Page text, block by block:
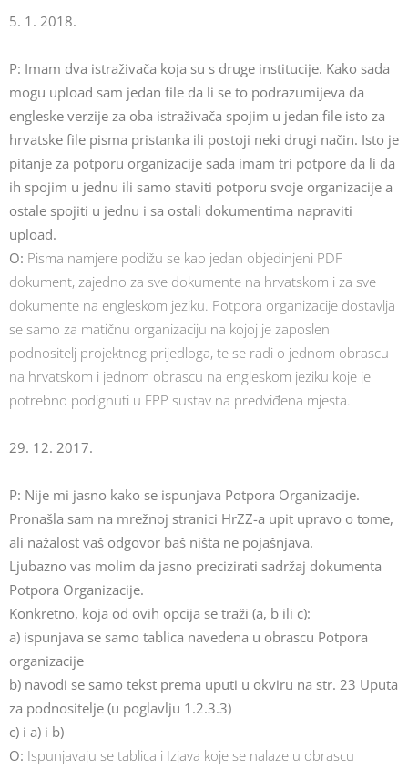
5. 1. 2018.
P: Imam dva istraživača koja su s druge institucije. Kako sada
mogu upload sam jedan file da li se to podrazumijeva da
engleske verzije za oba istraživača spojim u jedan file isto za
hrvatske file pisma pristanka ili postoji neki drugi način. Isto je
pitanje za potporu organizacije sada imam tri potpore da li da
ih spojim u jednu ili samo staviti potporu svoje organizacije a
ostale spojiti u jednu i sa ostali dokumentima napraviti
upload.
O: Pisma namjere podižu se kao jedan objedinjeni PDF
dokument, zajedno za sve dokumente na hrvatskom i za sve
dokumente na engleskom jeziku. Potpora organizacije dostavlja
se samo za matičnu organizaciju na kojoj je zaposlen
podnositelj projektnog prijedloga, te se radi o jednom obrascu
na hrvatskom i jednom obrascu na engleskom jeziku koje je
potrebno podignuti u EPP sustav na predviđena mjesta.
29. 12. 2017.
P: Nije mi jasno kako se ispunjava Potpora Organizacije.
Pronašla sam na mrežnoj stranici HrZZ-a upit upravo o tome,
ali nažalost vaš odgovor baš ništa ne pojašnjava.
Ljubazno vas molim da jasno precizirati sadržaj dokumenta
Potpora Organizacije.
Konkretno, koja od ovih opcija se traži (a, b ili c):
a) ispunjava se samo tablica navedena u obrascu Potpora
organizacije
b) navodi se samo tekst prema uputi u okviru na str. 23 Uputa
za podnositelje (u poglavlju 1.2.3.3)
c) i a) i b)
O: Ispunjavaju se tablica i Izjava koje se nalaze u obrascu